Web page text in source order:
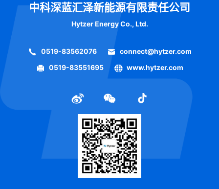
中科深蓝汇泽新能源有限责任公司
Hytzer Energy Co., Ltd.
0519-83562076
connect@hytzer.com
0519-83551695
www.hytzer.com